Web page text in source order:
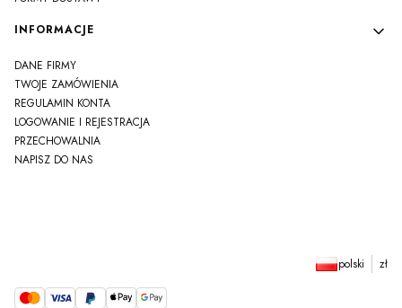
INFORMACJE
DANE FIRMY
TWOJE ZAMÓWIENIA
REGULAMIN KONTA
LOGOWANIE I REJESTRACJA
PRZECHOWALNIA
NAPISZ DO NAS
polski zł